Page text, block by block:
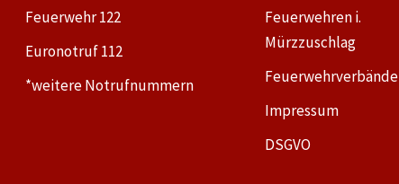
Feuerwehr 122
Euronotruf 112
*weitere Notrufnummern
Feuerwehren i.
Mürzzuschlag
Feuerwehrverbände
Impressum
DSGVO